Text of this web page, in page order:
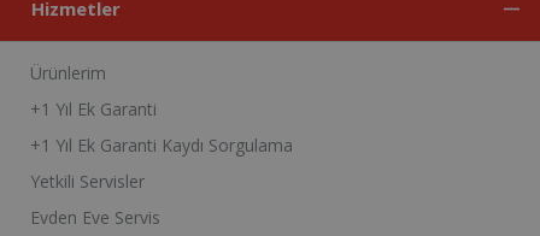
Hizmetler
Ürünlerim
+1 Yıl Ek Garanti
+1 Yıl Ek Garanti Kaydı Sorgulama
Yetkili Servisler
Evden Eve Servis